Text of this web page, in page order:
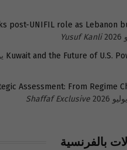
post-UNIFIL role as Lebanon
Yusuf Kanli
Kuwait and the Future of U.S.
Assessment: From Regime
Shaffaf Exclusive
بالفرنسية